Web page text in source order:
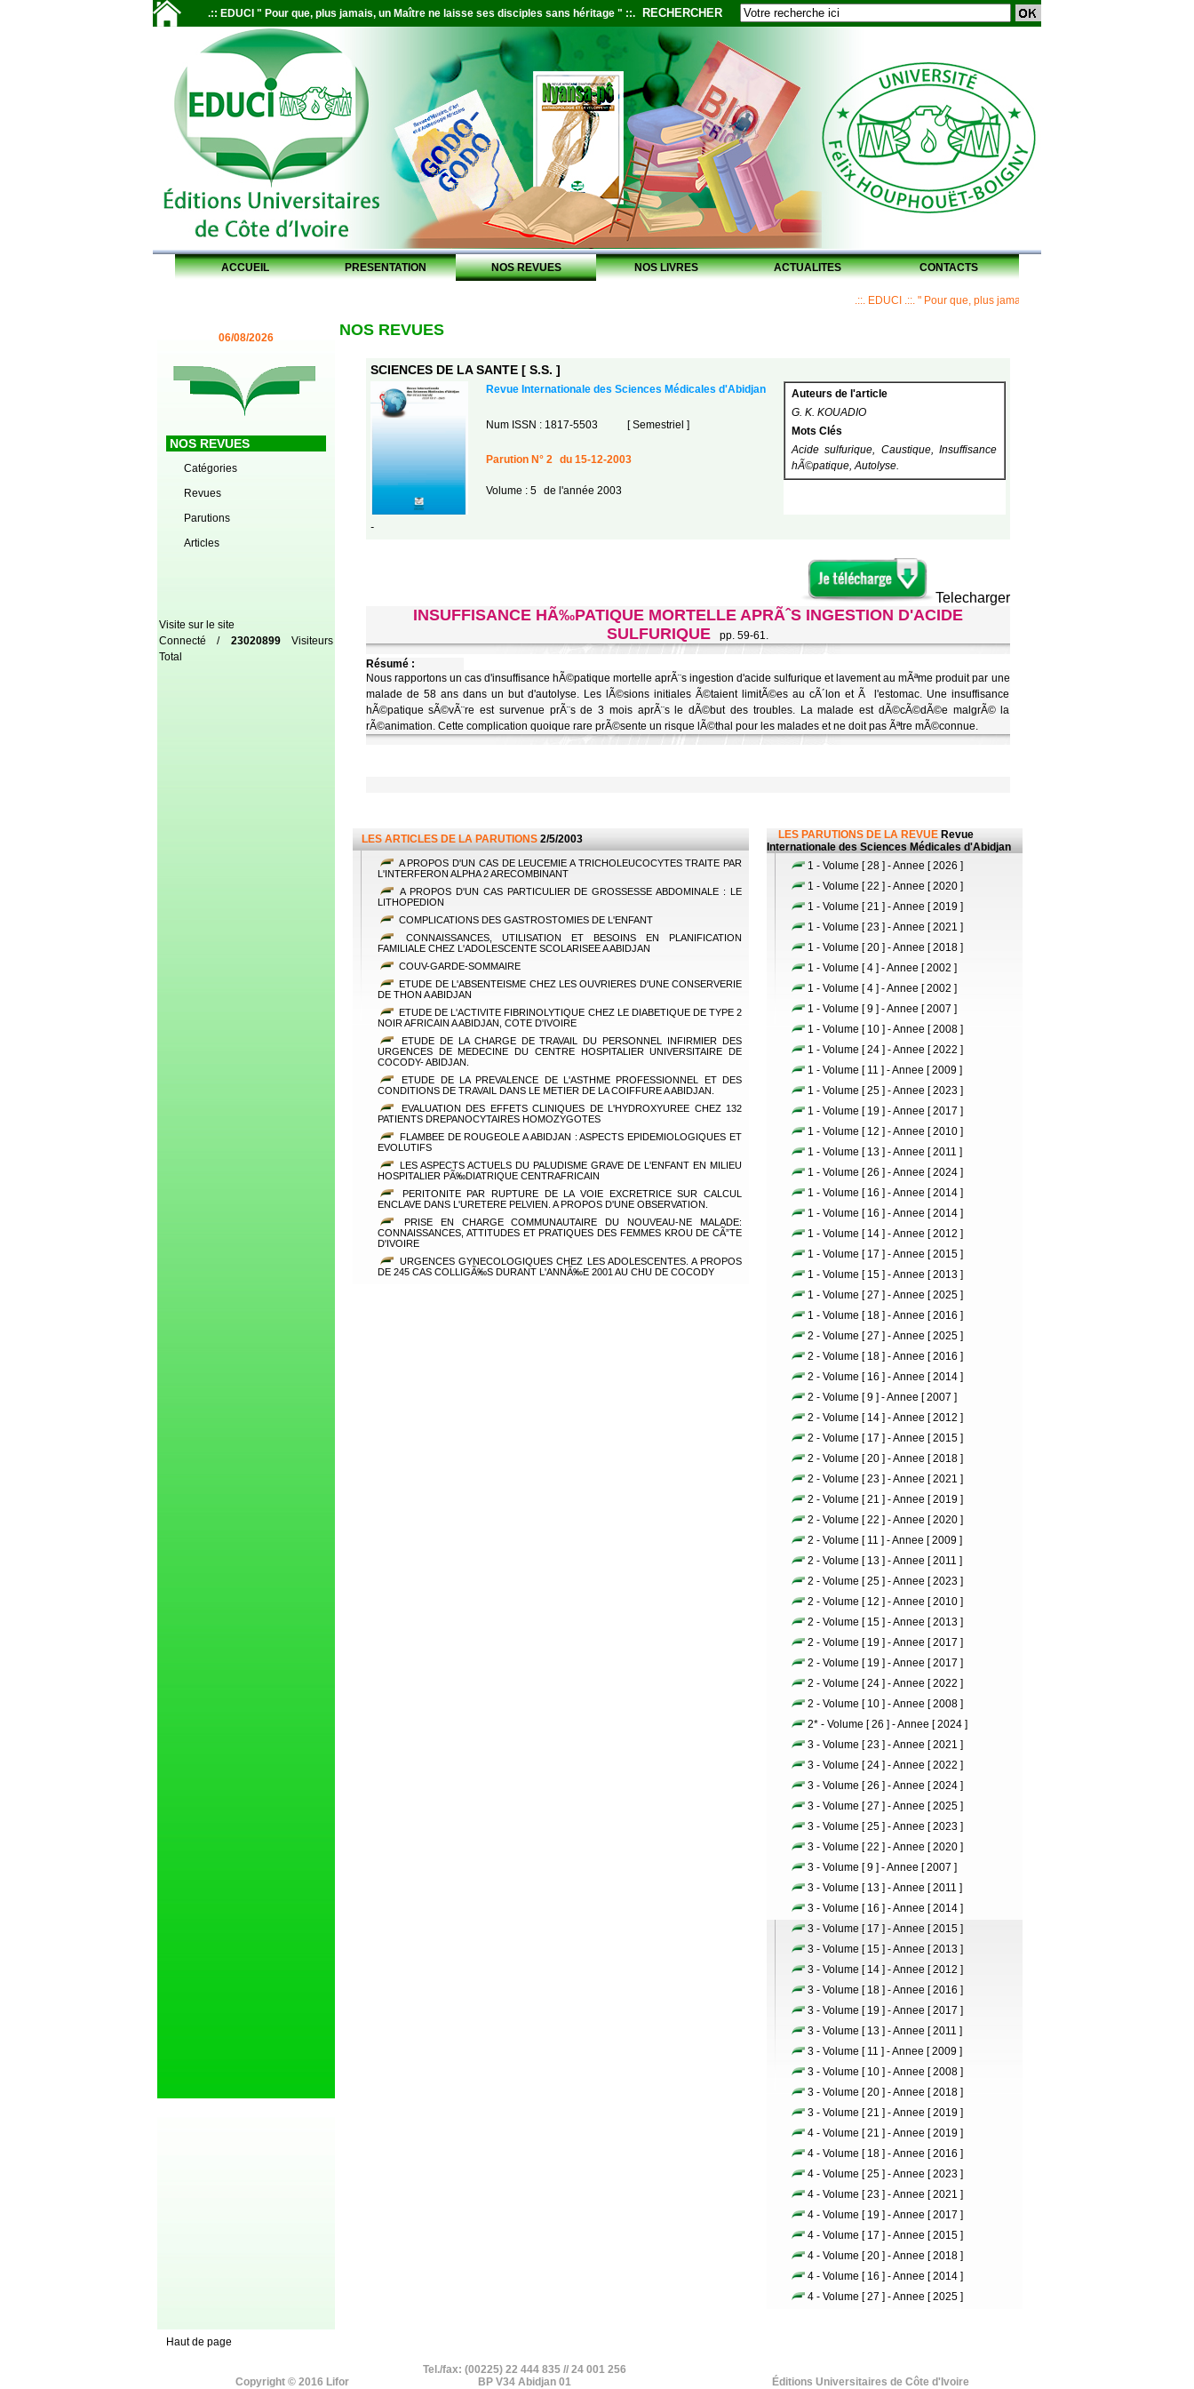
.:: EDUCI " Pour que, plus jamais, un Maître ne laisse ses disciples sans héritage " ::. RECHERCHER
ACCUEIL PRESENTATION NOS REVUES NOS LIVRES ACTUALITES CONTACTS
.::. EDUCI .::. " Pour que, plus jamais, un Maître ne laisse ses disciples
06/08/2026
NOS REVUES
Catégories
Revues
Parutions
Articles
Visite sur le site
Connecté / 23020899Visiteurs
Total
NOS REVUES
SCIENCES DE LA SANTE [ S.S. ]
Revue Internationale des Sciences Médicales d'Abidjan
Auteurs de l'article
G. K. KOUADIO
Mots Clés
Acide sulfurique, Caustique, Insuffisance
hÃ©patique, Autolyse.
Num ISSN : 1817-5503 [ Semestriel ]
Parution N° 2 du 15-12-2003
Volume : 5 de l'année 2003
-
Telecharger
INSUFFISANCE HÃ‰PATIQUE MORTELLE APRÃˆS INGESTION D'ACIDE
SULFURIQUE
pp. 59-61.
Résumé :
Nous rapportons un cas d'insuffisance hÃ©patique mortelle aprÃ¨s ingestion d'acide sulfurique et lavement au mÃªme produit par une
malade de 58 ans dans un but d'autolyse. Les lÃ©sions initiales Ã©taient limitÃ©es au cÃ´lon et Ã l'estomac. Une insuffisance
hÃ©patique sÃ©vÃ¨re est survenue prÃ¨s de 3 mois aprÃ¨s le dÃ©but des troubles. La malade est dÃ©cÃ©dÃ©e malgrÃ© la
rÃ©animation. Cette complication quoique rare prÃ©sente un risque lÃ©thal pour les malades et ne doit pas Ãªtre mÃ©connue.
LES ARTICLES DE LA PARUTIONS 2/5/2003
A PROPOS D'UN CAS DE LEUCEMIE A TRICHOLEUCOCYTES TRAITE PAR
L'INTERFERON ALPHA 2 ARECOMBINANT
A PROPOS D'UN CAS PARTICULIER DE GROSSESSE ABDOMINALE : LE
LITHOPEDION
COMPLICATIONS DES GASTROSTOMIES DE L'ENFANT
CONNAISSANCES, UTILISATION ET BESOINS EN PLANIFICATION
FAMILIALE CHEZ L'ADOLESCENTE SCOLARISEE A ABIDJAN
COUV-GARDE-SOMMAIRE
ETUDE DE L'ABSENTEISME CHEZ LES OUVRIERES D'UNE CONSERVERIE
DE THON A ABIDJAN
ETUDE DE L'ACTIVITE FIBRINOLYTIQUE CHEZ LE DIABETIQUE DE TYPE 2
NOIR AFRICAIN A ABIDJAN, COTE D'IVOIRE
ETUDE DE LA CHARGE DE TRAVAIL DU PERSONNEL INFIRMIER DES
URGENCES DE MEDECINE DU CENTRE HOSPITALIER UNIVERSITAIRE DE
COCODY- ABIDJAN.
ETUDE DE LA PREVALENCE DE L'ASTHME PROFESSIONNEL ET DES
CONDITIONS DE TRAVAIL DANS LE METIER DE LA COIFFURE A ABIDJAN.
EVALUATION DES EFFETS CLINIQUES DE L'HYDROXYUREE CHEZ 132
PATIENTS DREPANOCYTAIRES HOMOZYGOTES
FLAMBEE DE ROUGEOLE A ABIDJAN : ASPECTS EPIDEMIOLOGIQUES ET
EVOLUTIFS
LES ASPECTS ACTUELS DU PALUDISME GRAVE DE L'ENFANT EN MILIEU
HOSPITALIER PÃ‰DIATRIQUE CENTRAFRICAIN
PERITONITE PAR RUPTURE DE LA VOIE EXCRETRICE SUR CALCUL
ENCLAVE DANS L'URETERE PELVIEN. A PROPOS D'UNE OBSERVATION.
PRISE EN CHARGE COMMUNAUTAIRE DU NOUVEAU-NE MALADE:
CONNAISSANCES, ATTITUDES ET PRATIQUES DES FEMMES KROU DE CÃ”TE
D'IVOIRE
URGENCES GYNECOLOGIQUES CHEZ LES ADOLESCENTES. A PROPOS
DE 245 CAS COLLIGÃ‰S DURANT L'ANNÃ‰E 2001 AU CHU DE COCODY
LES PARUTIONS DE LA REVUE Revue
Internationale des Sciences Médicales d'Abidjan
1 - Volume [ 28 ] - Annee [ 2026 ]
1 - Volume [ 22 ] - Annee [ 2020 ]
1 - Volume [ 21 ] - Annee [ 2019 ]
1 - Volume [ 23 ] - Annee [ 2021 ]
1 - Volume [ 20 ] - Annee [ 2018 ]
1 - Volume [ 4 ] - Annee [ 2002 ]
1 - Volume [ 4 ] - Annee [ 2002 ]
1 - Volume [ 9 ] - Annee [ 2007 ]
1 - Volume [ 10 ] - Annee [ 2008 ]
1 - Volume [ 24 ] - Annee [ 2022 ]
1 - Volume [ 11 ] - Annee [ 2009 ]
1 - Volume [ 25 ] - Annee [ 2023 ]
1 - Volume [ 19 ] - Annee [ 2017 ]
1 - Volume [ 12 ] - Annee [ 2010 ]
1 - Volume [ 13 ] - Annee [ 2011 ]
1 - Volume [ 26 ] - Annee [ 2024 ]
1 - Volume [ 16 ] - Annee [ 2014 ]
1 - Volume [ 16 ] - Annee [ 2014 ]
1 - Volume [ 14 ] - Annee [ 2012 ]
1 - Volume [ 17 ] - Annee [ 2015 ]
1 - Volume [ 15 ] - Annee [ 2013 ]
1 - Volume [ 27 ] - Annee [ 2025 ]
1 - Volume [ 18 ] - Annee [ 2016 ]
2 - Volume [ 27 ] - Annee [ 2025 ]
2 - Volume [ 18 ] - Annee [ 2016 ]
2 - Volume [ 16 ] - Annee [ 2014 ]
2 - Volume [ 9 ] - Annee [ 2007 ]
2 - Volume [ 14 ] - Annee [ 2012 ]
2 - Volume [ 17 ] - Annee [ 2015 ]
2 - Volume [ 20 ] - Annee [ 2018 ]
2 - Volume [ 23 ] - Annee [ 2021 ]
2 - Volume [ 21 ] - Annee [ 2019 ]
2 - Volume [ 22 ] - Annee [ 2020 ]
2 - Volume [ 11 ] - Annee [ 2009 ]
2 - Volume [ 13 ] - Annee [ 2011 ]
2 - Volume [ 25 ] - Annee [ 2023 ]
2 - Volume [ 12 ] - Annee [ 2010 ]
2 - Volume [ 15 ] - Annee [ 2013 ]
2 - Volume [ 19 ] - Annee [ 2017 ]
2 - Volume [ 19 ] - Annee [ 2017 ]
2 - Volume [ 24 ] - Annee [ 2022 ]
2 - Volume [ 10 ] - Annee [ 2008 ]
2* - Volume [ 26 ] - Annee [ 2024 ]
3 - Volume [ 23 ] - Annee [ 2021 ]
3 - Volume [ 24 ] - Annee [ 2022 ]
3 - Volume [ 26 ] - Annee [ 2024 ]
3 - Volume [ 27 ] - Annee [ 2025 ]
3 - Volume [ 25 ] - Annee [ 2023 ]
3 - Volume [ 22 ] - Annee [ 2020 ]
3 - Volume [ 9 ] - Annee [ 2007 ]
3 - Volume [ 13 ] - Annee [ 2011 ]
3 - Volume [ 16 ] - Annee [ 2014 ]
3 - Volume [ 17 ] - Annee [ 2015 ]
3 - Volume [ 15 ] - Annee [ 2013 ]
3 - Volume [ 14 ] - Annee [ 2012 ]
3 - Volume [ 18 ] - Annee [ 2016 ]
3 - Volume [ 19 ] - Annee [ 2017 ]
3 - Volume [ 13 ] - Annee [ 2011 ]
3 - Volume [ 11 ] - Annee [ 2009 ]
3 - Volume [ 10 ] - Annee [ 2008 ]
3 - Volume [ 20 ] - Annee [ 2018 ]
3 - Volume [ 21 ] - Annee [ 2019 ]
4 - Volume [ 21 ] - Annee [ 2019 ]
4 - Volume [ 18 ] - Annee [ 2016 ]
4 - Volume [ 25 ] - Annee [ 2023 ]
4 - Volume [ 23 ] - Annee [ 2021 ]
4 - Volume [ 19 ] - Annee [ 2017 ]
4 - Volume [ 17 ] - Annee [ 2015 ]
4 - Volume [ 20 ] - Annee [ 2018 ]
4 - Volume [ 16 ] - Annee [ 2014 ]
4 - Volume [ 27 ] - Annee [ 2025 ]
Haut de page
Copyright © 2016 Lifor
Tel./fax: (00225) 22 444 835 // 24 001 256
BP V34 Abidjan 01
Éditions Universitaires de Côte d'Ivoire